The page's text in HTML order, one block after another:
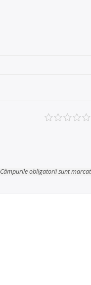
Câmpurile obligatorii sunt